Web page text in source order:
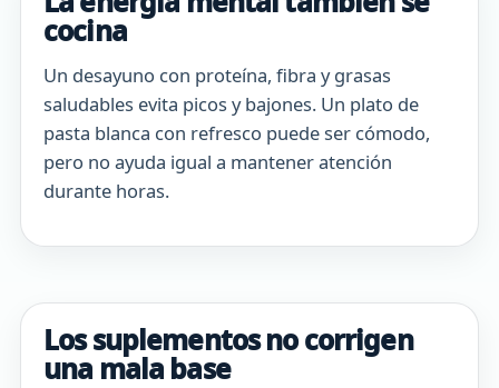
cocina
Un desayuno con proteína, fibra y grasas
saludables evita picos y bajones. Un plato de
pasta blanca con refresco puede ser cómodo,
pero no ayuda igual a mantener atención
durante horas.
Los suplementos no corrigen
una mala base